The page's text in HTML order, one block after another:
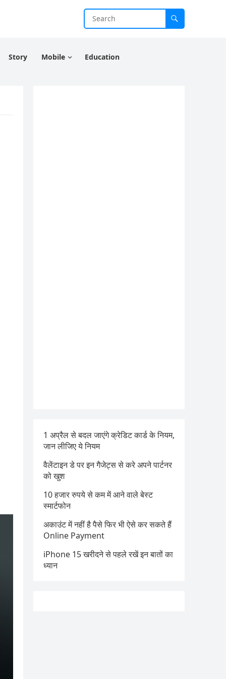
Story Mobile Education
1 अप्रैल से बदल जाएंगे क्रेडिट कार्ड के नियम,
जान लीजिए ये नियम
वैलेंटाइन डे पर इन गैजेट्स से करे अपने पार्टनर
को खुश
10 हजार रुपये से कम में आने वाले बेस्ट
स्मार्टफोन
अकाउंट में नहीं है पैसे फिर भी ऐसे कर सकते हैं
Online Payment
iPhone 15 खरीदने से पहले रखें इन बातों का
ध्यान